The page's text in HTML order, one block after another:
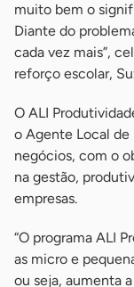
muito bem o
Diante do
cada vez mais”,
reforço escolar,
O ALI
o Agente Local
negócios, com o
na gestão,
empresas.
“O programa ALI
as micro e
ou seja, aumenta